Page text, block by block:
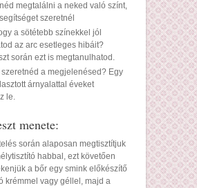
megtalálni a neked való színt,
szeretnél
a sötétebb színekkel jól
az arc esetleges hibáit?
során ezt is megtanulhatod.
szeretnéd a megjelenésed? Egy
árnyalattal éveket
le.
menete:
során alaposan megtisztítjuk
habbal, ezt követően
a bőr egy smink előkészítő
krémmel vagy géllel, majd a